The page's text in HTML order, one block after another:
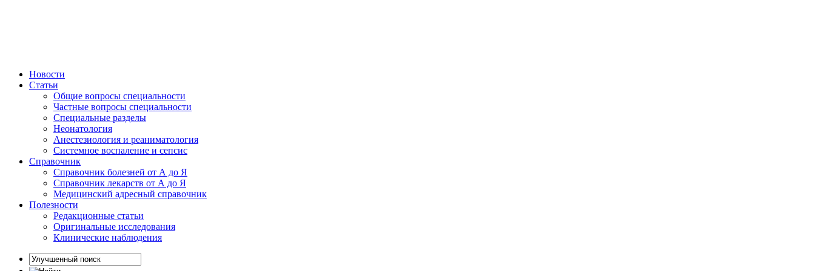
Новости
Статьи
Общие вопросы специальности
Частные вопросы специальности
Специальные разделы
Неонатология
Анестезиология и реаниматология
Системное воспаление и сепсис
Справочник
Справочник болезней от А до Я
Справочник лекарств от А до Я
Медицинский адресный справочник
Полезности
Редакционные статьи
Оригинальные исследования
Клинические наблюдения